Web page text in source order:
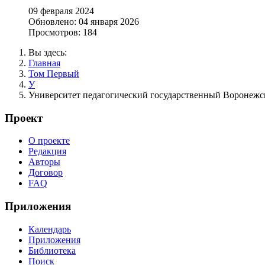
09 февраля 2024
Обновлено: 04 января 2026
Просмотров: 184
Вы здесь:
Главная
Том Первый
У
Университет педагогический государственный
Проект
О проекте
Редакция
Авторы
Договор
FAQ
Приложения
Календарь
Приложения
Библиотека
Поиск